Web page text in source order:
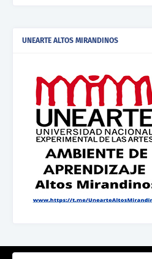
UNEARTE ALTOS MIRANDINOS